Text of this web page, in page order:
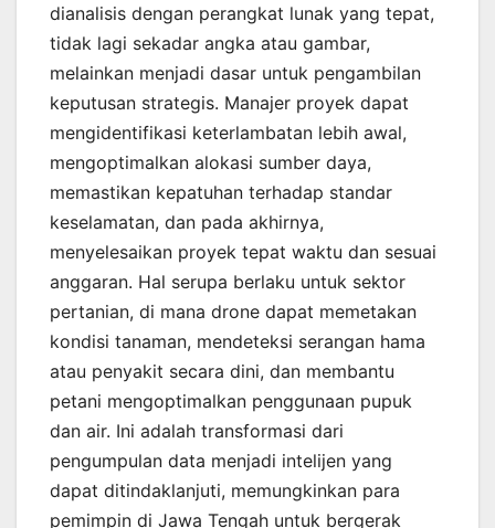
dianalisis dengan perangkat lunak yang tepat,
tidak lagi sekadar angka atau gambar,
melainkan menjadi dasar untuk pengambilan
keputusan strategis. Manajer proyek dapat
mengidentifikasi keterlambatan lebih awal,
mengoptimalkan alokasi sumber daya,
memastikan kepatuhan terhadap standar
keselamatan, dan pada akhirnya,
menyelesaikan proyek tepat waktu dan sesuai
anggaran. Hal serupa berlaku untuk sektor
pertanian, di mana drone dapat memetakan
kondisi tanaman, mendeteksi serangan hama
atau penyakit secara dini, dan membantu
petani mengoptimalkan penggunaan pupuk
dan air. Ini adalah transformasi dari
pengumpulan data menjadi intelijen yang
dapat ditindaklanjuti, memungkinkan para
pemimpin di Jawa Tengah untuk bergerak